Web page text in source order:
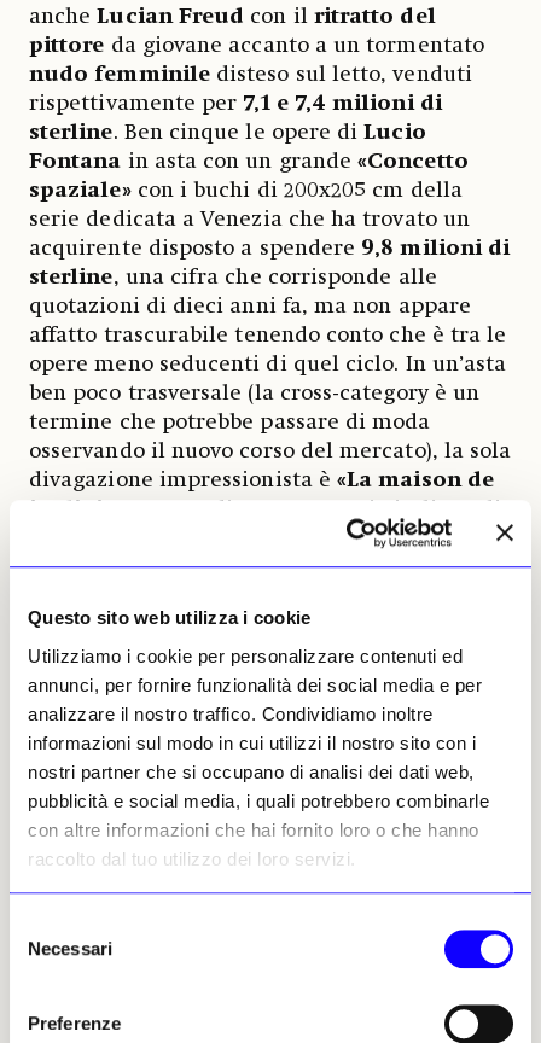
Questo sito web utilizza i cookie
Utilizziamo i cookie per personalizzare contenuti ed
annunci, per fornire funzionalità dei social media e per
analizzare il nostro traffico. Condividiamo inoltre
informazioni sul modo in cui utilizzi il nostro sito con i
nostri partner che si occupano di analisi dei dati web,
pubblicità e social media, i quali potrebbero combinarle
con altre informazioni che hai fornito loro o che hanno
raccolto dal tuo utilizzo dei loro servizi.
delNecessari
Preferenze
ancheLucian Freud con il ritratto del
pittore da giovane accanto a un tormentato
nudo femminiledisteso sul letto, venduti
rispettivamente per 7,1 e 7,4 milioni di
sterline. Ben cinque le opere diLucio
Fontana in asta con un grande«Concetto
spaziale» con i buchi di 200x205 cm della
serie dedicata a Venezia che ha trovato un
acquirente disposto a spendere 9,8 milioni di
sterline, una cifra che corrisponde alle
quotazioni di dieci anni fa, ma non appare
affatto trascurabile tenendo conto che è tra le
opere meno seducenti di quel ciclo. In un’asta
ben poco trasversale (la cross-category è un
termine che potrebbe passare di moda
osservando il nuovo corso del mercato), la sola
divagazione impressionista è«La maison de
che ha come scenario la
pineta di Bordighera, venduto per8,2 milioni
visto che il 5 febbraio 2007 da Sotheby’s a
Londra aveva totalizzato 4 milioni di sterline.
La tradizione en plein air l’ha portata avanti
David Hockney, protagonista di un’asta
monografica proposta sempre daSotheby’s
5 marzo. Nessun capolavoro milionario, ma
una serie di opere in 25 esemplari realizzate
con l’iPad . I prezzi dei 16 lavori sono volati
se la ride dietro all’immancabile sigaretta
digitale che il mercato porta in trionfo. Una